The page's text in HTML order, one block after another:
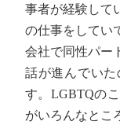
事者が経験して
の仕事をしてい
会社で同性パー
話が進んでいた
す。LGBTQの
がいろんなとこ